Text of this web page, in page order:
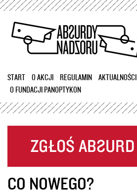
Przejdź
treści
START O AKCJI REGULAMIN
AKTUALNOŚCI
O FUNDACJI PANOPTYKON
CO NOWEGO?